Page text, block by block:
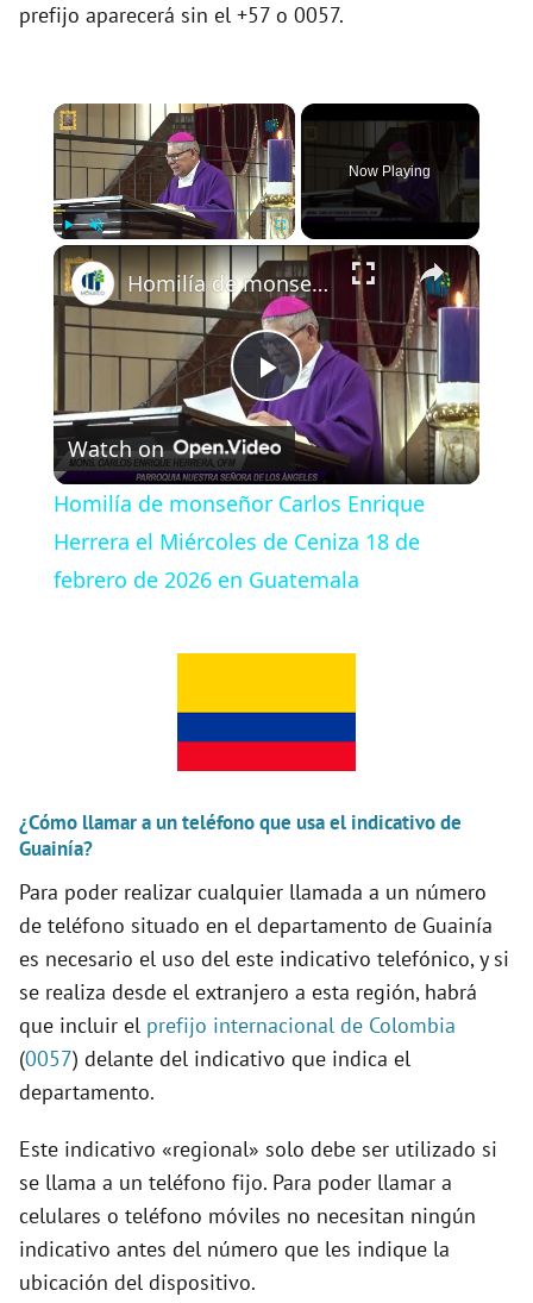
prefijo aparecerá sin el +57 o 0057.
×
Fullscreen
Now Playing
×
P
l
a
d
e
o
Homilía de monseñor Carlos Enrique Herrera el Miércoles de Ceniza 18 de febrero de 2026 en Guatemala
Watch on
Homilía de monseñor Carlos Enrique
Herrera el Miércoles de Ceniza 18 de
febrero de 2026 en Guatemala
¿Cómo llamar a un teléfono que usa el indicativo de
Guainía?
Para poder realizar cualquier llamada a un número
de teléfono situado en el departamento de Guainía
es necesario el uso del este indicativo telefónico, y si
se realiza desde el extranjero a esta región, habrá
que incluir el prefijo internacional de Colombia
(0057) delante del indicativo que indica el
departamento.
Este indicativo «regional» solo debe ser utilizado si
se llama a un teléfono fijo. Para poder llamar a
celulares o teléfono móviles no necesitan ningún
indicativo antes del número que les indique la
ubicación del dispositivo.